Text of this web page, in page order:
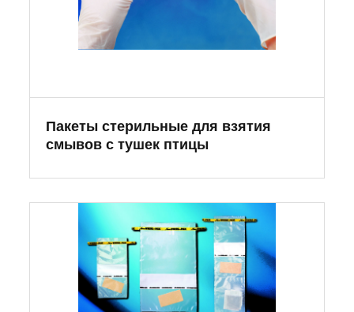
Пакеты стерильные для взятия
смывов с тушек птицы